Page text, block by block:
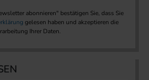
abonnieren" bestätigen Sie, dass Sie
gelesen haben und akzeptieren die
Ihrer Daten.